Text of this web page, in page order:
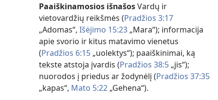
Paaiškinamosios išnašosVardų ir
vietovardžių reikšmės (Pradžios 3:17
„Adomas“, Išėjimo 15:23 „Mara“); informacija
apie svorio ir kitus matavimo vienetus
(Pradžios 6:15 „uolektys“); paaiškinimai, ką
tekste atstoja įvardis (Pradžios 38:5 „jis“);
nuorodos į priedus ar žodynėlį (Pradžios 37:35
„kapas“, Mato 5:22 „Gehena“).